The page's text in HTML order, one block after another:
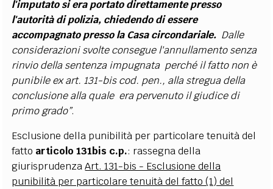
l'imputato si era portato direttamente presso
l'autorità di polizia, chiedendo di essere
accompagnato presso la Casa circondariale. Dalle
considerazioni svolte consegue l'annullamento senza
rinvio della sentenza impugnata perché il fatto non è
punibile ex art. 131-bis cod. pen., alla stregua della
conclusione alla quale era pervenuto il giudice di
primo grado”.
Esclusione della punibilità per particolare tenuità del
fatto articolo 131bis c.p.: rassegna della
giurisprudenzaArt. 131-bis - Esclusione della
punibilità per particolare tenuità del fatto (1) del